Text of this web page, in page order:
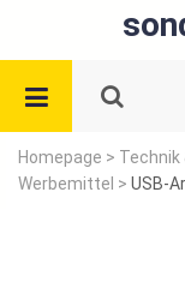
Homepage > Technik
Werbemittel > USB-